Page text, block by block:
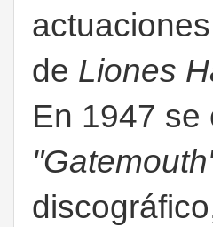
de Liones
En 1947